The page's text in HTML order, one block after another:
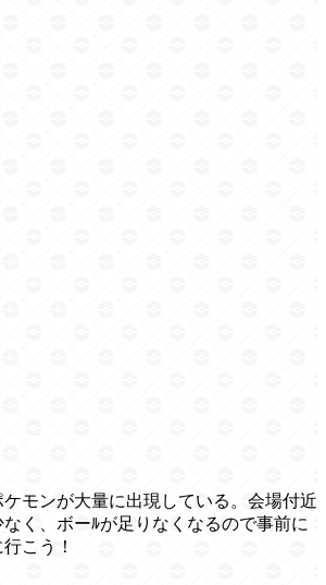
モンが大量に出現している。会場付近
く、ボーﾙが足りなくなるので事前に
こう！